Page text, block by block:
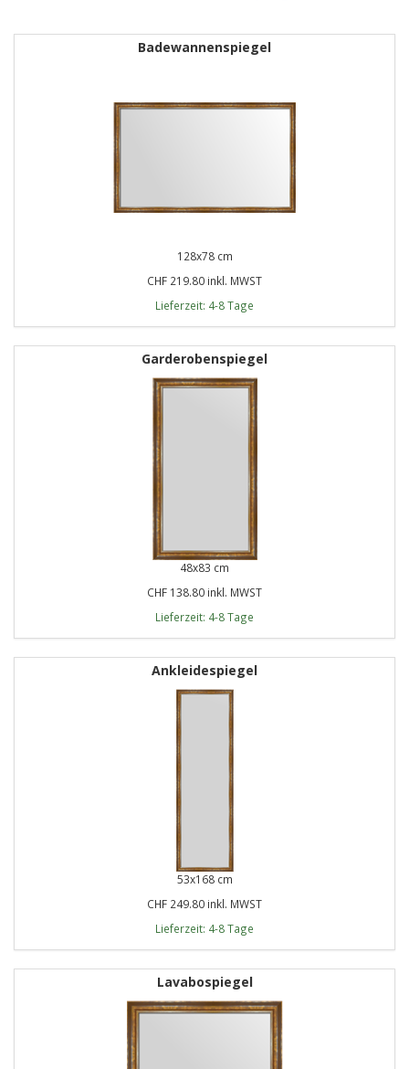
Badewannenspiegel
128x78 cm
CHF 219.80 inkl. MWST
Lieferzeit: 4-8 Tage
Garderobenspiegel
48x83 cm
CHF 138.80 inkl. MWST
Lieferzeit: 4-8 Tage
Ankleidespiegel
53x168 cm
CHF 249.80 inkl. MWST
Lieferzeit: 4-8 Tage
Lavabospiegel